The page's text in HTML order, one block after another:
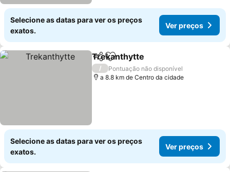
Selecione as datas para ver os preços
exatos.
Ver preços
PartilharAdicionar aos favoritos
Trekanthytte
/
Pontuação não disponível
a 8.8 km de Centro da cidade
Selecione as datas para ver os preços
exatos.
Ver preços